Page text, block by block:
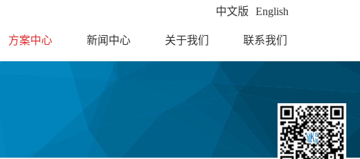
中文版 English
方案中心 新闻中心 关于我们 联系我们